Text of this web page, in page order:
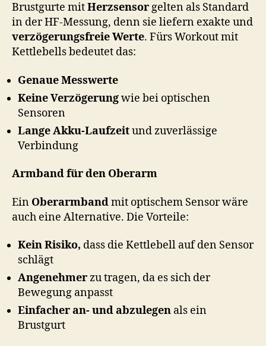
Brustgurte mitHerzsensorgelten als Standard
in der HF-Messung, denn sie liefern exakte und
verzögerungsfreie Werte. Fürs Workout mit
Kettlebells bedeutet das:
Genaue Messwerte
Keine Verzögerungwie bei optischen
Sensoren
Lange Akku-Laufzeitund zuverlässige
Verbindung
Armband für den Oberarm
Ein Oberarmbandmit optischem Sensor wäre
auch eine Alternative. Die Vorteile:
Kein Risiko, dass die Kettlebell auf den Sensor
schlägt
Angenehmerzu tragen, da es sich der
Bewegung anpasst
Einfacher an- und abzulegen als ein
Brustgurt